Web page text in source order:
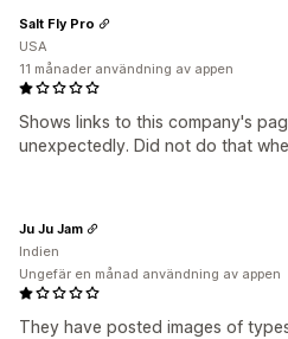
Shows links to this company's
unexpectedly. Did not do that
Salt Fly Pro
USA
11 månader användning av appen
They have posted images of
Ju Ju Jam
Indien
Ungefär en månad användning av appen